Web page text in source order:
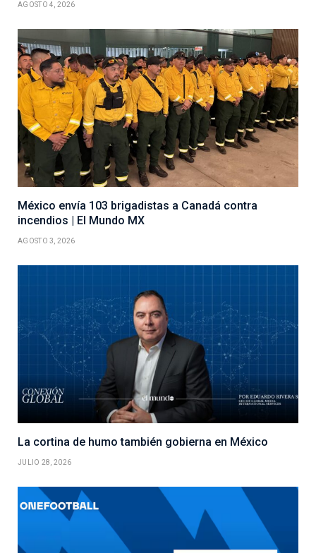
AGOSTO 4, 2026
México envía 103 brigadistas a Canadá contra
incendios | El Mundo MX
AGOSTO 3, 2026
La cortina de humo también gobierna en México
JULIO 28, 2026